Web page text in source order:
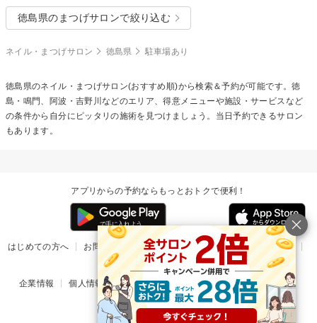
徳島県のまつげサロンで絞り込む
ネイル・まつげサロン 徳島県 駐車場あり
徳島県のネイル・まつげサロン(おすすめ順)から検索＆予約が可能です。徳
島・鳴門、阿波・吉野川などのエリア、得意メニューや施設・サービスなど
の条件から自分にピッタリの施術を見つけましょう。当日予約できるサロン
もあります。
アプリからの予約ならもっとおトクで便利！
はじめての方へ お問い合わせ ヘルプ リリース情報
利用規約
掲載ご希望のサロン様
企業情報 個人情報保護方針 楽天のサービス一覧 アプリ一覧
© Rakuten Group, Inc.